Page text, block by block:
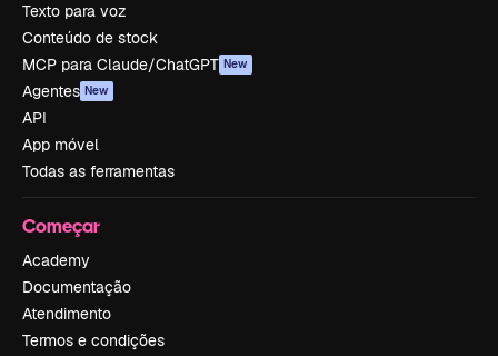
Texto para voz
Conteúdo de stock
MCP para Claude/ChatGPT New
Agentes New
API
App móvel
Todas as ferramentas
Começar
Academy
Documentação
Atendimento
Termos e condições